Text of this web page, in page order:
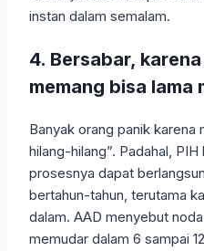
instan dalam semalam.
4. Bersabar,
memang bisa lama
Banyak orang panik karena
hilang-hilang”. Padahal,
prosesnya dapat
bertahun-tahun, terutama
dalam. AAD menyebut
memudar dalam 6 sampai